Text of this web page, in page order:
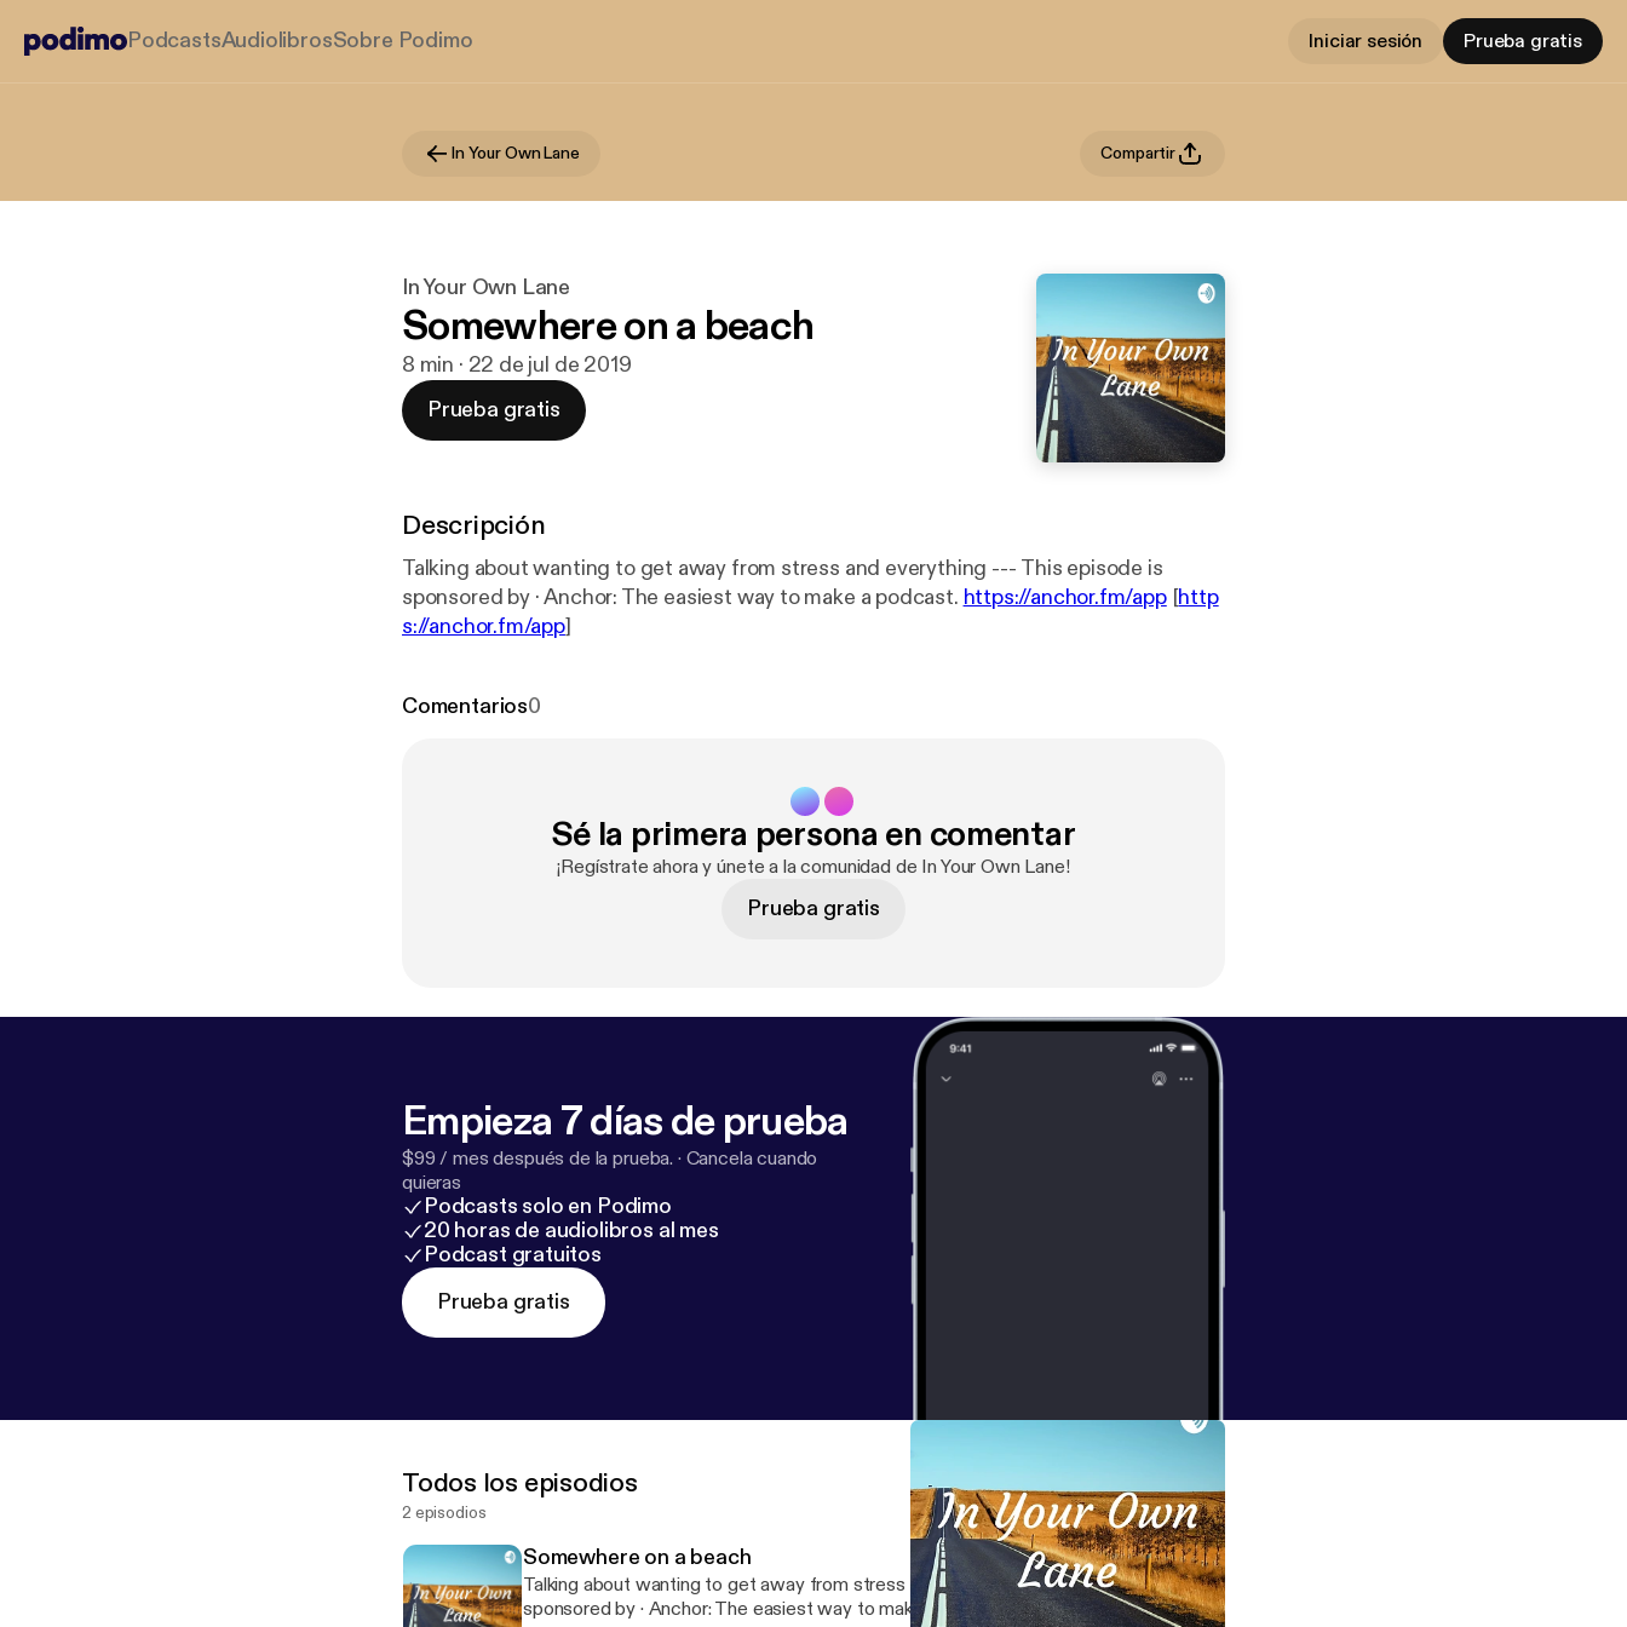
PodcastsAudiolibrosSobre Podimo Iniciar sesión Prueba gratis
In Your Own Lane Compartir
In Your Own Lane
Somewhere on a beach
8 min · 22 de jul de 2019
Prueba gratis
Descripción
Talking about wanting to get away from stress and everything --- This episode is
sponsored by · Anchor: The easiest way to make a podcast. https://anchor.fm/app[http
s://anchor.fm/app]
Comentarios0
Sé la primera persona en comentar
¡Regístrate ahora y únete a la comunidad de In Your Own Lane!
Prueba gratis
Empieza 7 días de prueba
$99 / mes después de la prueba. · Cancela cuando
quieras
Podcasts solo en Podimo
20 horas de audiolibros al mes
Podcast gratuitos
Prueba gratis
Todos los episodios
2 episodios
Somewhere on a beach
Talking about wanting to get away from stress and everything --- This episode is
sponsored by · Anchor: The easiest way to make a podcast. https://anchor.fm/app